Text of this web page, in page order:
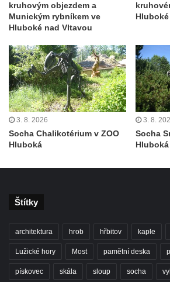
kruhovým objezdem a
Munickým rybníkem ve
Hluboké nad Vltavou
3. 8. 2026
Socha Chalikotérium v ZOO
Hluboká
3. 8.
Socha
Hluboká
Štítky
architektura hrob hřbitov kaple
Lužické hory Most pamětní deska
pískovec skála sloup socha